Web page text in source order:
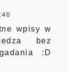
wpisy w
bez
:D